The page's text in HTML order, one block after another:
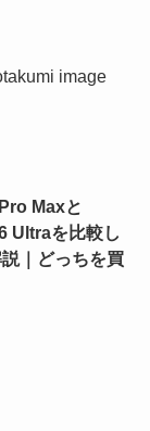
Maxと
Ultraを比較し
｜どっちを買